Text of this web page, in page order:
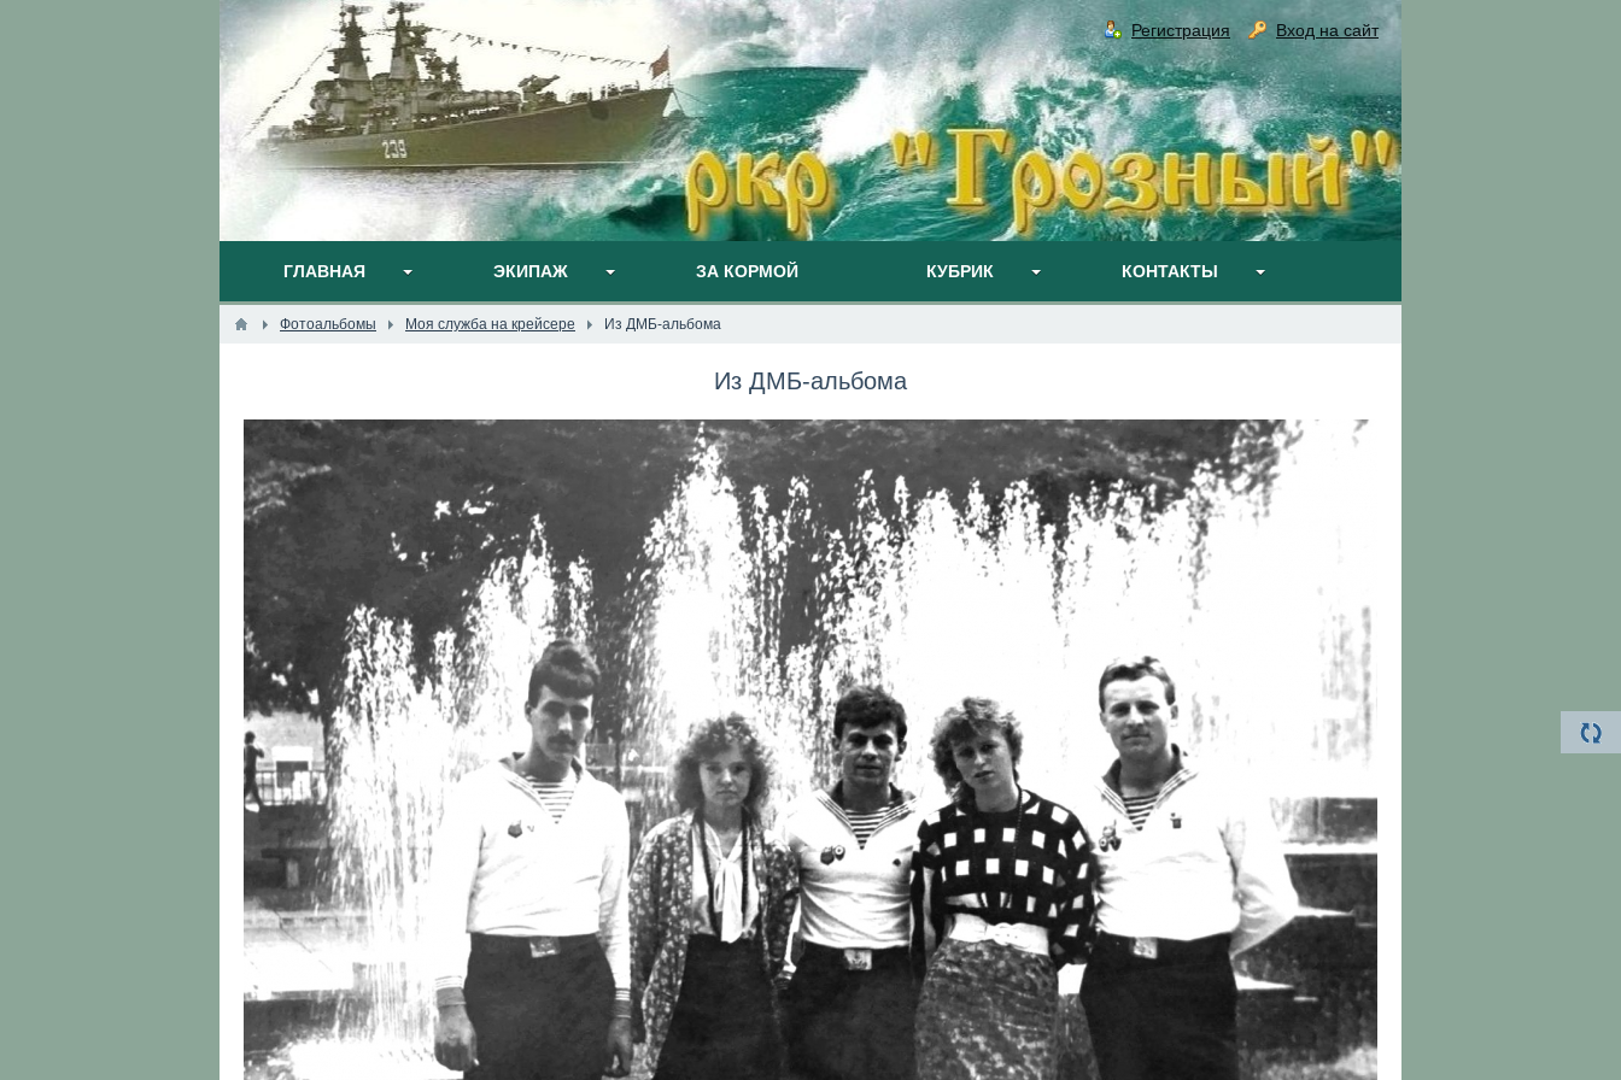
Регистрация Вход на сайт
ГЛАВНАЯ ЭКИПАЖ ЗА КОРМОЙ КУБРИК КОНТАКТЫ
Фотоальбомы Моя служба на крейсере Из ДМБ-альбома
Из ДМБ-альбома